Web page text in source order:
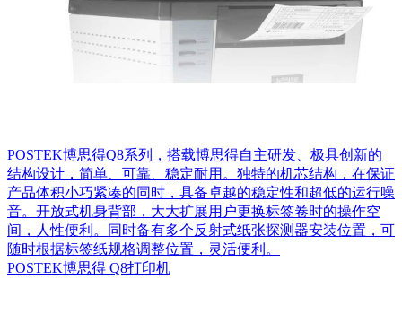
POSTEK博思得Q8系列，搭载博思得自主研发、极具创新的
结构设计，简单、可靠、稳定耐用。独特的机芯结构，在保证
产品体积小巧紧凑的同时，具备卓越的稳定性和超低的运行噪
音。开放式机身背部，大大扩展用户更换标签卷时的操作空
间，人性便利。同时备有多个反射式纸张探测器安装位置，可
随时根据标签纸规格调整位置，灵活便利。
POSTEK博思得 Q8打印机